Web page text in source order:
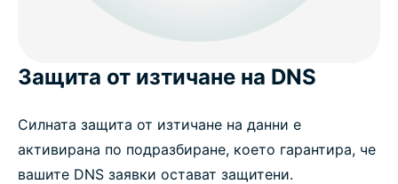
Защита от изтичане на DNS
Силната защита от изтичане на данни е
активирана по подразбиране, което гарантира, че
вашите DNS заявки остават защитени.